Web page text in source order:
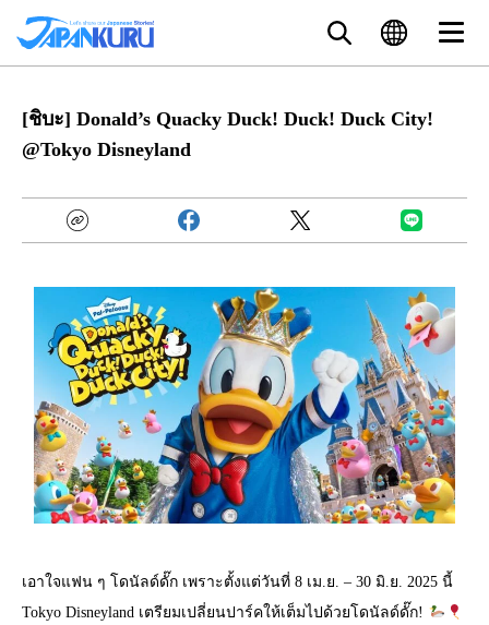
[ชิบะ] Donald’s Quacky Duck! Duck! Duck City!
@Tokyo Disneyland
เอาใจแฟน ๆ โดนัลด์ดั๊ก เพราะตั้งแต่วันที่ 8 เม.ย. – 30 มิ.ย. 2025 นี้
Tokyo Disneyland เตรียมเปลี่ยนปาร์คให้เต็มไปด้วยโดนัลด์ดั๊ก!